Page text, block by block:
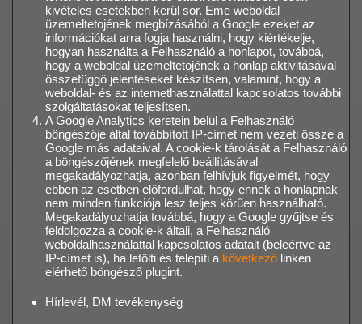
kivételes esetekben kerül sor. Eme weboldal
üzemeltetojének megbízásából a Google ezeket az
információkat arra fogja használni, hogy kiértékelje,
hogyan használta a Felhasználó a honlapot, továbbá,
hogy a weboldal üzemeltetojének a honlap aktivitásával
összefüggő jelentéseket készítsen, valamint, hogy a
weboldal- és az internethasználattal kapcsolatos további
szolgáltatásokat teljesítsen.
A Google Analytics keretein belül a Felhasználó
böngészője által továbbított IP-címet nem vezeti össze a
Google más adataival. A cookie-k tárolását a Felhasználó
a böngészőjének megfelelő beállításával
megakadályozhatja, azonban felhívjuk figyelmét, hogy
ebben az esetben előfordulhat, hogy ennek a honlapnak
nem minden funkciója lesz teljes körűen használható.
Megakadályozhatja továbbá, hogy a Google gyűjtse és
feldolgozza a cookie-k általi, a Felhasználó
weboldalhasználattal kapcsolatos adatait (beleértve az
IP-címet is), ha letölti és telepíti a következő linken
elérhető böngésző plugint.
Hírlevél, DM tevékenység